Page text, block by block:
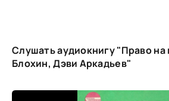
Слушать аудиокнигу "Право на
Блохин, Дэви Аркадьев"